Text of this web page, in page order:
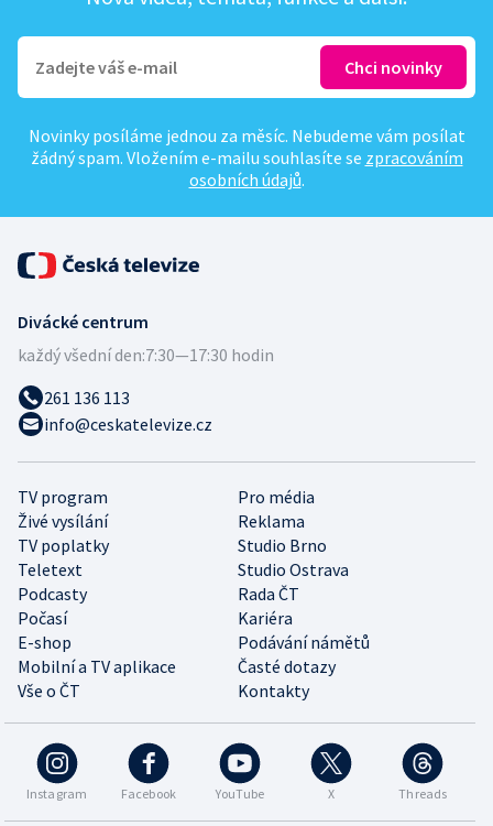
Novinky posíláme jednou za měsíc. Nebudeme vám posílat
žádný spam. Vložením e-mailu souhlasíte se zpracováním
osobních údajů.